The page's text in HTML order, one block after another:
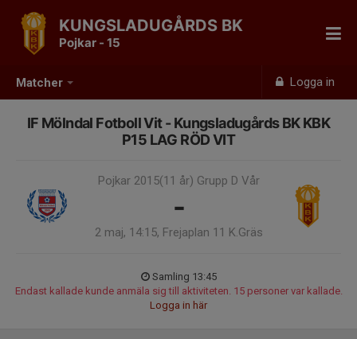
Matcher Logga in
KUNGSLADUGÅRDS BK
Pojkar - 15
IF Mölndal Fotboll Vit - Kungsladugårds BK KBK
P15 LAG RÖD VIT
Pojkar 2015(11 år) Grupp D Vår
-
2 maj, 14:15, Frejaplan 11 K.Gräs
Samling 13:45
Endast kallade kunde anmäla sig till aktiviteten. 15 personer var kallade.
Logga in här